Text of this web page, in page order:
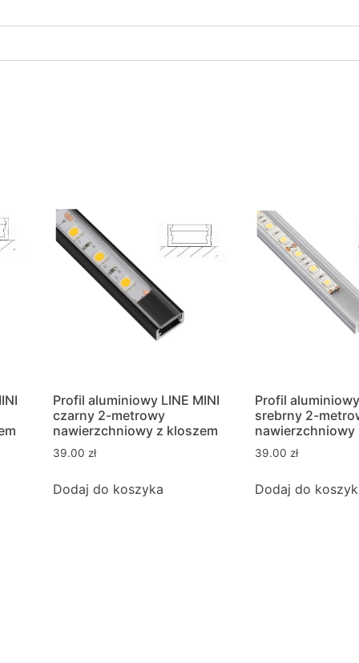
Profil aluminiowy LINE MINI
czarny 2-metrowy
nawierzchniowy z kloszem
39.00 zł
Dodaj do koszyka
Profil
srebrny 2-
nawierzchniowy
39.00 zł
Dodaj do